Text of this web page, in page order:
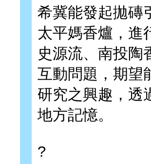
希冀能發起拋磚
太平媽香爐，進
史源流、南投陶
互動問題，期望
研究之興趣，透
地方記憶。
?